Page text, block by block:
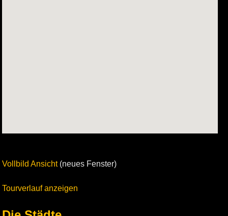
Vollbild Ansicht(neues Fenster)
Tourverlauf anzeigen